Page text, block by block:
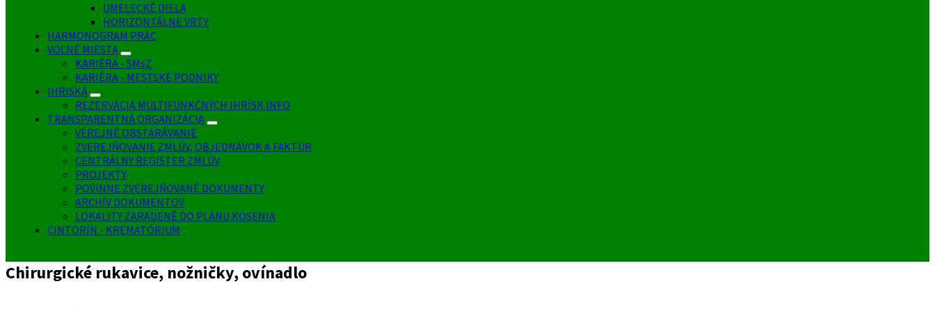
UMELECKÉ DIELA
HORIZONTÁLNE VRTY
HARMONOGRAM PRÁC
VOĽNÉ MIESTA
KARIÉRA - SMsZ
KARIÉRA - MESTSKÉ PODNIKY
IHRISKÁ
REZERVÁCIA MULTIFUNKČNÝCH IHRÍSK INFO
TRANSPARENTNÁ ORGANIZÁCIA
VEREJNÉ OBSTARÁVANIE
ZVEREJŇOVANIE ZMLÚV, OBJEDNÁVOK A FAKTÚR
CENTRÁLNY REGISTER ZMLÚV
PROJEKTY
POVINNE ZVEREJŇOVANÉ DOKUMENTY
ARCHÍV DOKUMENTOV
LOKALITY ZARADENÉ DO PLÁNU KOSENIA
CINTORÍN - KREMATÓRIUM
Chirurgické rukavice, nožničky, ovínadlo